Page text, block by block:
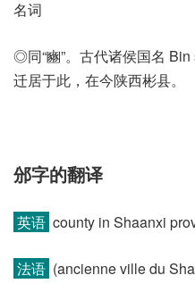
名词
◎同“豳”。古代诸侯国名
迁居于此，在今陕西彬县。
邠字的翻译
英语 county in Shaanxi
法语 (ancienne ville du